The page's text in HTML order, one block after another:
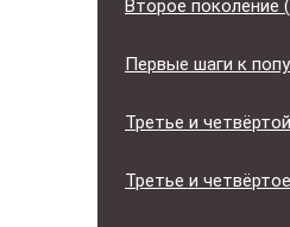
Второе поколение
Первые шаги к
Третье и
Третье и